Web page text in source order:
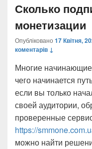
Сколько
монетизации
Опубліковано 17 Квітня,
коментарів ↓
Многие
чего начинается
если вы только
своей аудитории,
проверенные
https://
можно найти